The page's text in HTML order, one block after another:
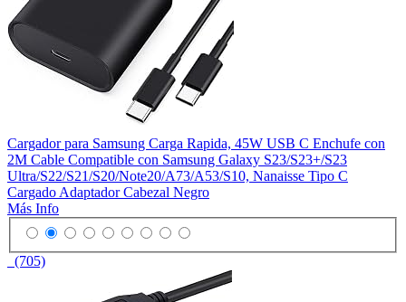
Cargador para Samsung Carga Rapida, 45W USB C Enchufe con
2M Cable Compatible con Samsung Galaxy S23/S23+/S23
Ultra/S22/S21/S20/Note20/A73/A53/S10, Nanaisse Tipo C
Cargado Adaptador Cabezal Negro
Más Info
(705)